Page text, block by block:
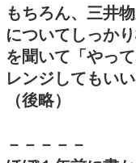
もちろん、三井
についてしっか
を聞いて「やっ
レンジしてもい
（後略）
－－－－－